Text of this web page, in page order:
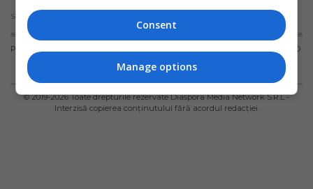
Scris de Mihai Diaconu
PUBLICITATE
POLITICA PRIVIND
© 2019-2026Toate drepturile rezervate Diaspora Media Network S.R.L -
Interzisă copierea conținutului fără acordul redacției.
Consent
Manage options